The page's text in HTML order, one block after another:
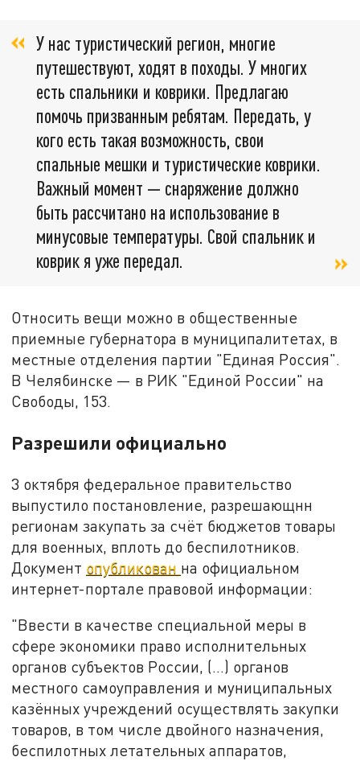
У нас туристический регион, многие
путешествуют, ходят в походы. У многих
есть спальники и коврики. Предлагаю
помочь призванным ребятам. Передать, у
кого есть такая возможность, свои
спальные мешки и туристические коврики.
Важный момент — снаряжение должно
быть рассчитано на использование в
минусовые температуры. Свой спальник и
коврик я уже передал.
Относить вещи можно в общественные
приемные губернатора в муниципалитетах, в
местные отделения партии "Единая Россия".
В Челябинске — в РИК "Единой России" на
Свободы, 153.
Разрешили официально
3 октября федеральное правительство
выпустило постановление, разрешающнн
регионам закупать за счёт бюджетов товары
для военных, вплоть до беспилотников.
Документ опубликован на официальном
интернет-портале правовой информации:
"Ввести в качестве специальной меры в
сфере экономики право исполнительных
органов субъектов России, (...) органов
местного самоуправления и муниципальных
казённых учреждений осуществлять закупки
товаров, в том числе двойного назначения,
беспилотных летательных аппаратов,